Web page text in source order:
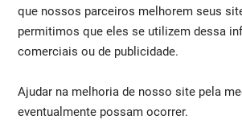
que nossos parceiros melhorem seus
permitimos que eles se utilizem dessa
comerciais ou de publicidade.
Ajudar na melhoria de nosso site pela
eventualmente possam ocorrer.